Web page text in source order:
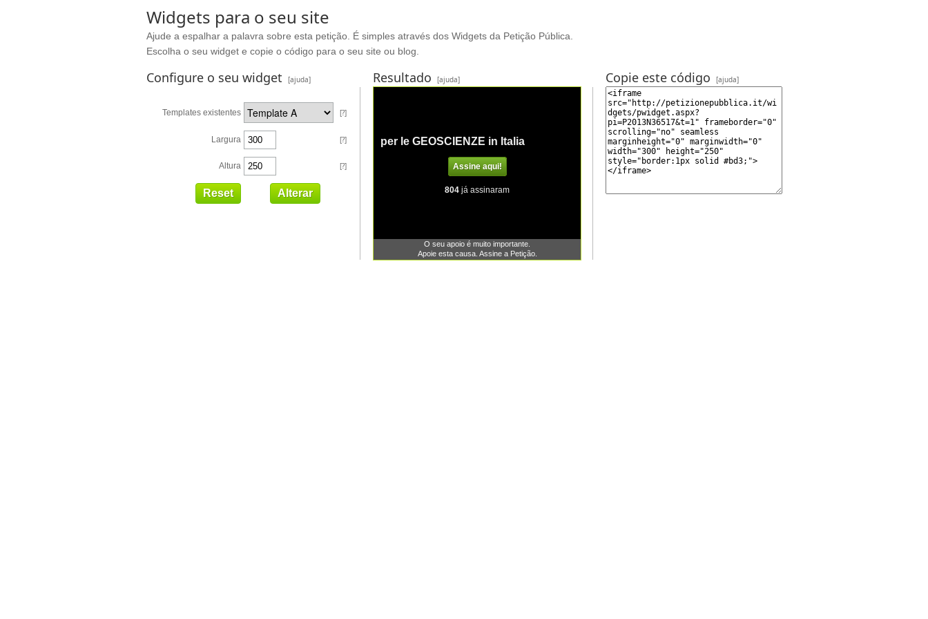
Widgets para o seu site
Ajude a espalhar a palavra sobre esta petição. É simples através dos Widgets da Petição Pública.
Escolha o seu widget e copie o código para o seu site ou blog.
Configure o seu widget [ajuda] Resultado [ajuda] Copie este código [ajuda]
Templates existentes [?]
Largura [?]
Altura [?]